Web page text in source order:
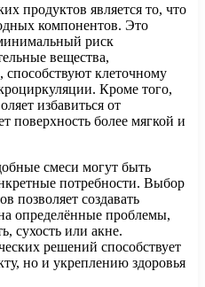
продуктов является то, что
компонентов. Это
риск
вещества,
способствуют клеточному
Кроме того,
избавиться от
поверхность более мягкой и
смеси могут быть
потребности. Выбор
позволяет создавать
определённые проблемы,
сухость или акне.
решений способствует
но и укреплению здоровья